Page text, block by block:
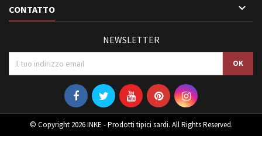
CONTATTO 
NEWSLETTER
© Copyright 2026 INKE - Prodotti tipici sardi. All Rights Reserved.